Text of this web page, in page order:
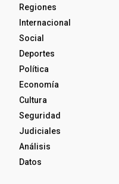
Regiones
Internacional
Social
Deportes
Política
Economía
Cultura
Seguridad
Judiciales
Análisis
Datos